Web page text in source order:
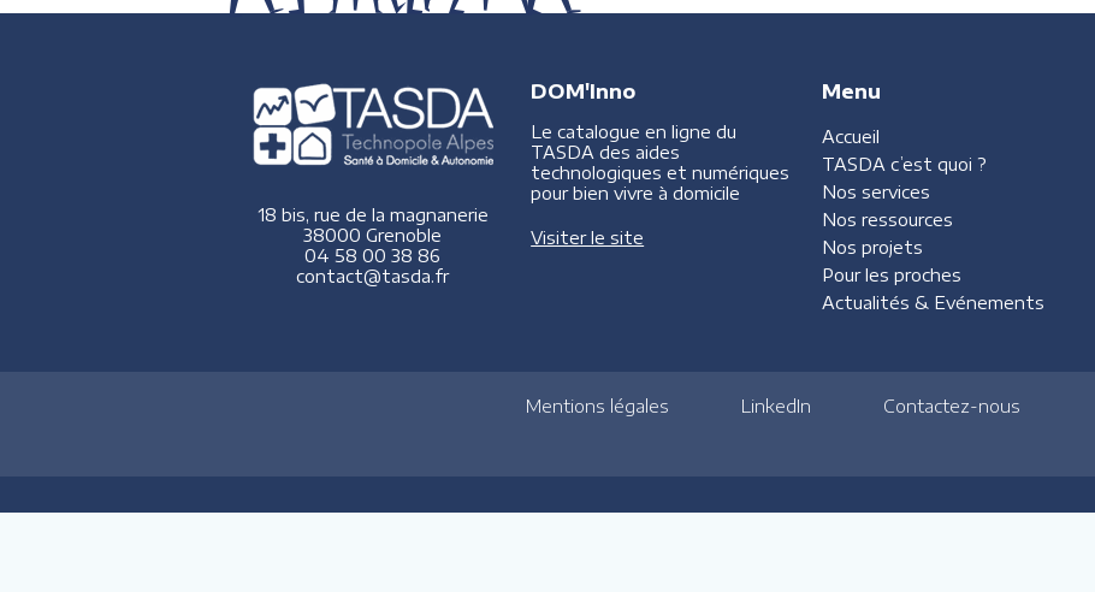
18 bis, rue de la magnanerie
38000 Grenoble
04 58 00 38 86
contact@tasda.fr
DOM'Inno
Le catalogue en ligne du
TASDA des aides
technologiques et numériques
pour bien vivre à domicile
Visiter le site
Menu
Accueil
TASDA c’est quoi ?
Nos services
Nos ressources
Nos projets
Pour les proches
Actualités & Evénements
Mentions légales LinkedIn Contactez-nous